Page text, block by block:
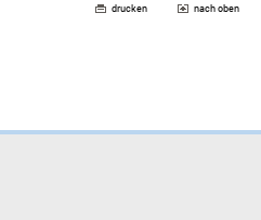
drucken nach oben